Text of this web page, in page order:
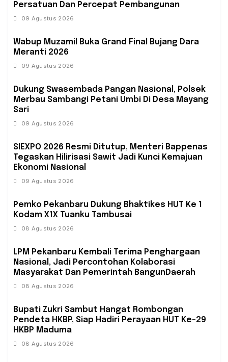
Persatuan Dan Percepat Pembangunan
09 Agustus 2026
Wabup Muzamil Buka Grand Final Bujang Dara
Meranti 2026
09 Agustus 2026
Dukung Swasembada Pangan Nasional, Polsek
Merbau Sambangi Petani Umbi Di Desa Mayang
Sari
09 Agustus 2026
SIEXPO 2026 Resmi Ditutup, Menteri Bappenas
Tegaskan Hilirisasi Sawit Jadi Kunci Kemajuan
Ekonomi Nasional
09 Agustus 2026
Pemko Pekanbaru Dukung Bhaktikes HUT Ke 1
Kodam X1X Tuanku Tambusai
08 Agustus 2026
‎LPM Pekanbaru Kembali Terima Penghargaan
Nasional, Jadi Percontohan Kolaborasi
Masyarakat Dan Pemerintah BangunDaerah
08 Agustus 2026
Bupati Zukri Sambut Hangat Rombongan
Pendeta HKBP, Siap Hadiri Perayaan HUT Ke-29
HKBP Maduma
08 Agustus 2026